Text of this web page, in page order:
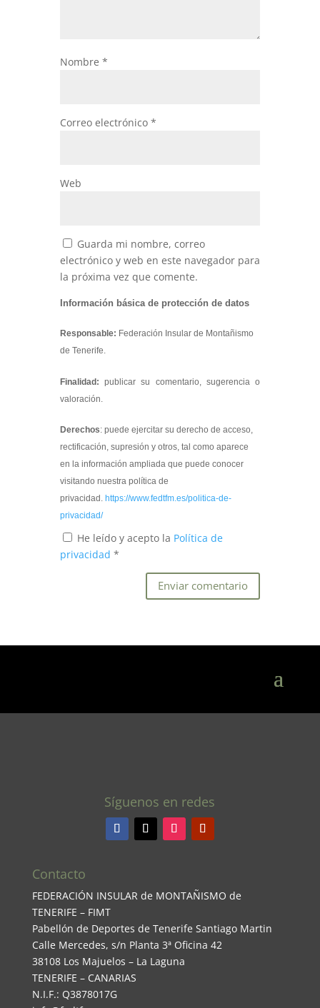
Nombre *
Correo electrónico *
Web
Guarda mi nombre, correo
electrónico y web en este navegador para
la próxima vez que comente.
Información básica de protección de datos
Responsable: Federación Insular de Montañismo
de Tenerife.
Finalidad: publicar su comentario, sugerencia o
valoración.
Derechos: puede ejercitar su derecho de acceso,
rectificación, supresión y otros, tal como aparece
en la información ampliada que puede conocer
visitando nuestra política de
privacidad. https://www.fedtfm.es/politica-de-
privacidad/
He leído y acepto la Política de
privacidad *
Síguenos en redes
Contacto
FEDERACIÓN INSULAR de MONTAÑISMO de
TENERIFE – FIMT
Pabellón de Deportes de Tenerife Santiago Martin
Calle Mercedes, s/n Planta 3ª Oficina 42
38108 Los Majuelos – La Laguna
TENERIFE – CANARIAS
N.I.F.: Q3878017G